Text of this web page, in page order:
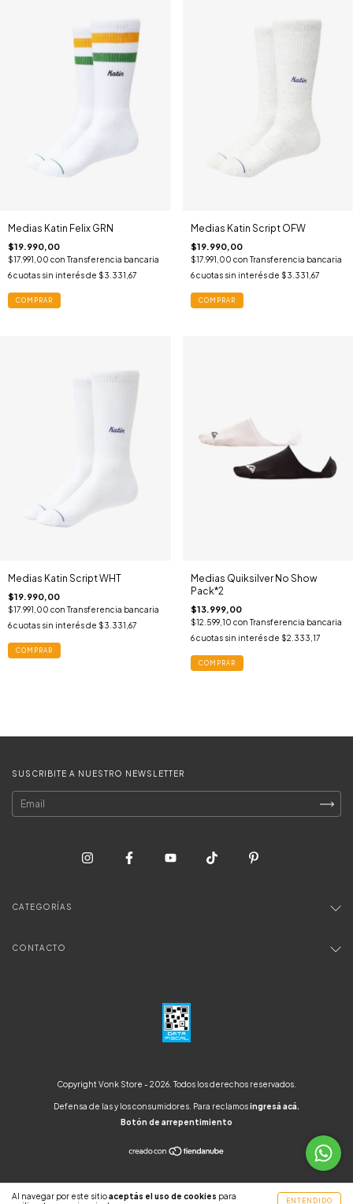
Al navegar por este sitioaceptás el uso de cookies para
ENTENDIDO
Medias Katin Felix GRN
$19.990,00
$17.991,00 con Transferencia bancaria
6cuotas sin interés de $3.331,67
COMPRAR
Medias Katin Script OFW
$19.990,00
$17.991,00 con Transferencia bancaria
6 cuotas sin interés de $3.331,67
COMPRAR
Medias Katin Script WHT
$19.990,00
$17.991,00 con Transferencia bancaria
6cuotas sin interés de $3.331,67
COMPRAR
Medias Quiksilver No Show
Pack*2
$13.999,00
$12.599,10 con Transferencia bancaria
6 cuotas sin interés de $2.333,17
COMPRAR
SUSCRIBITE A NUESTRO NEWSLETTER
CATEGORÍAS
CONTACTO
Copyright Vonk Store - 2026. Todos los derechos reservados.
Defensa de las y los consumidores. Para reclamosingresá acá.
Botón de arrepentimiento